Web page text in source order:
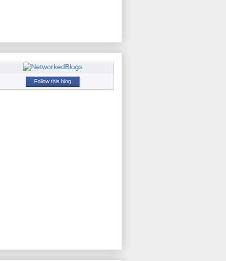
Follow this blog